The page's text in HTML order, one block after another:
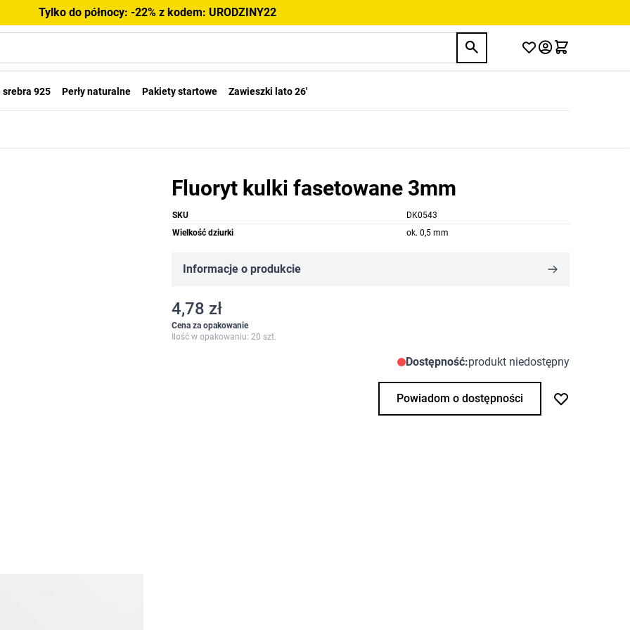
Tylko do północy: -22% z kodem: URODZINY22
srebra 925 Perły naturalne Pakiety startowe Zawieszki lato 26'
Fluoryt kulki fasetowane 3mm
SKU
DK0543
Wielkość dziurki
ok. 0,5 mm
Informacje o produkcie
4,78 zł
Cena za opakowanie
Ilość w opakowaniu: 20 szt.
Dostępność:produkt niedostępny
Powiadom o dostępności